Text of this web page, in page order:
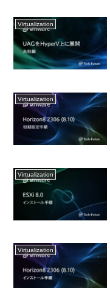
Virtualization
Virtualization
Virtualization
Virtualization